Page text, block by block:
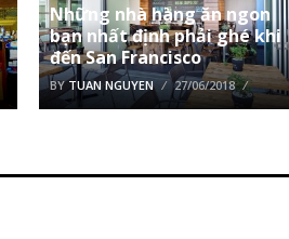
Những nhà hàng ăn ngon
bạn nhất định phải ghé khi
đến San Francisco
BYTUAN NGUYEN 27/06/2018